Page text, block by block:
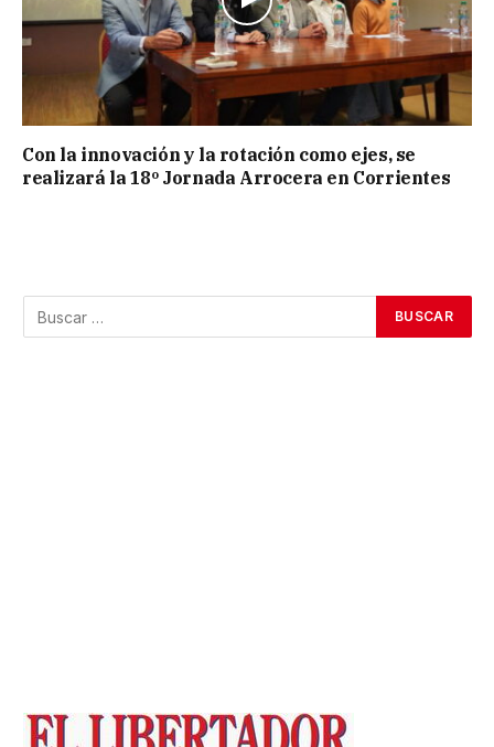
Con la innovación y la rotación como ejes, se
realizará la 18º Jornada Arrocera en Corrientes